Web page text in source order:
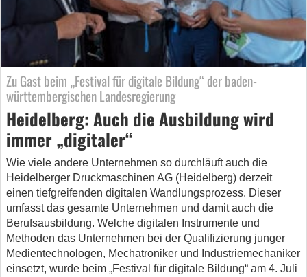
Zu Gast beim „Festival für digitale Bildung“ der baden-
württembergischen Landesregierung
Heidelberg: Auch die Ausbildung wird
immer „digitaler“
Wie viele andere Unternehmen so durchläuft auch die
Heidelberger Druckmaschinen AG (Heidelberg) derzeit
einen tiefgreifenden digitalen Wandlungsprozess. Dieser
umfasst das gesamte Unternehmen und damit auch die
Berufsausbildung. Welche digitalen Instrumente und
Methoden das Unternehmen bei der Qualifizierung junger
Medientechnologen, Mechatroniker und Industriemechaniker
einsetzt, wurde beim „Festival für digitale Bildung“ am 4. Juli